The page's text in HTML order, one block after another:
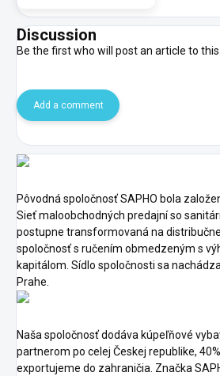
Discussion
Be the first who will post an article to
Add a comment
Pôvodná spoločnosť SAPHO bola
Sieť maloobchodných predajní so
postupne transformovaná na
spoločnosť s ručením obmedzeným s
kapitálom. Sídlo spoločnosti sa
Prahe.
Naša spoločnosť dodáva kúpeľňové
partnerom po celej Českej republike,
exportujeme do zahraničia. Značka